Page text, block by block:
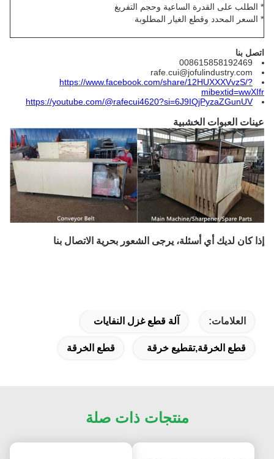
* الطلب على القدرة الساعية وحجم التفريغ
* السعر المحدد وقطع الغيار المطلوبة
اتصل بنا
008615858192469
rafe.cui@jofulindustry.com
https://www.facebook.com/share/12HUXXXVvzS/?
mibextid=wwXIfr
https://youtube.com/@rafecui4620?si=6J9IQjPyzaZGunUV
عينات العبوات الخشبية
إذا كان لديك أي أسئلة، يرجى الشعور بحرية الاتصال بنا
العلامات: آلة قطع غزل النفايات
قطع الخرقة,تقطيع خرقة قطع الخرقة
منتجات ذات صلة